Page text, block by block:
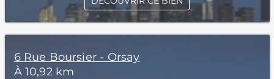
6 Rue Boursier - Orsay
À 10,92 km